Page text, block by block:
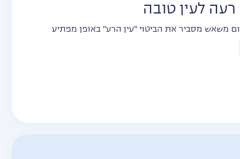
רעה לעין טובה
משאש מסביר את הביטוי "עין הרע" באופן מפתיע